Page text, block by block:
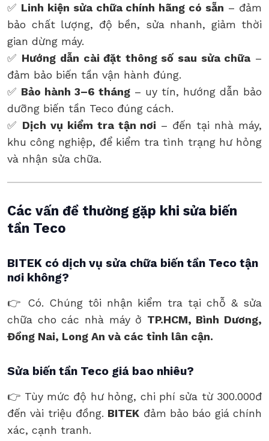
✅ Linh kiện sửa chữa chính hãng có sẵn – đảm
bảo chất lượng, độ bền, sửa nhanh, giảm thời
gian dừng máy.
✅ Hướng dẫn cài đặt thông số sau sửa chữa –
đảm bảo biến tần vận hành đúng.
✅ Bảo hành 3–6 tháng – uy tín, hướng dẫn bảo
dưỡng biến tần Teco đúng cách.
✅ Dịch vụ kiểm tra tận nơi – đến tại nhà máy,
khu công nghiệp, để kiểm tra tình trạng hư hỏng
và nhận sửa chữa.
Các vấn đề thường gặp khi sửa biến
tần Teco
BITEK có dịch vụ sửa chữa biến tần Teco tận
nơi không?
👉 Có. Chúng tôi nhận kiểm tra tại chỗ & sửa
chữa cho các nhà máy ở TP.HCM, Bình Dương,
Đồng Nai, Long An và các tỉnh lân cận.
Sửa biến tần Teco giá bao nhiêu?
👉 Tùy mức độ hư hỏng, chi phí sửa từ 300.000đ
đến vài triệu đồng. BITEK đảm bảo báo giá chính
xác, cạnh tranh.